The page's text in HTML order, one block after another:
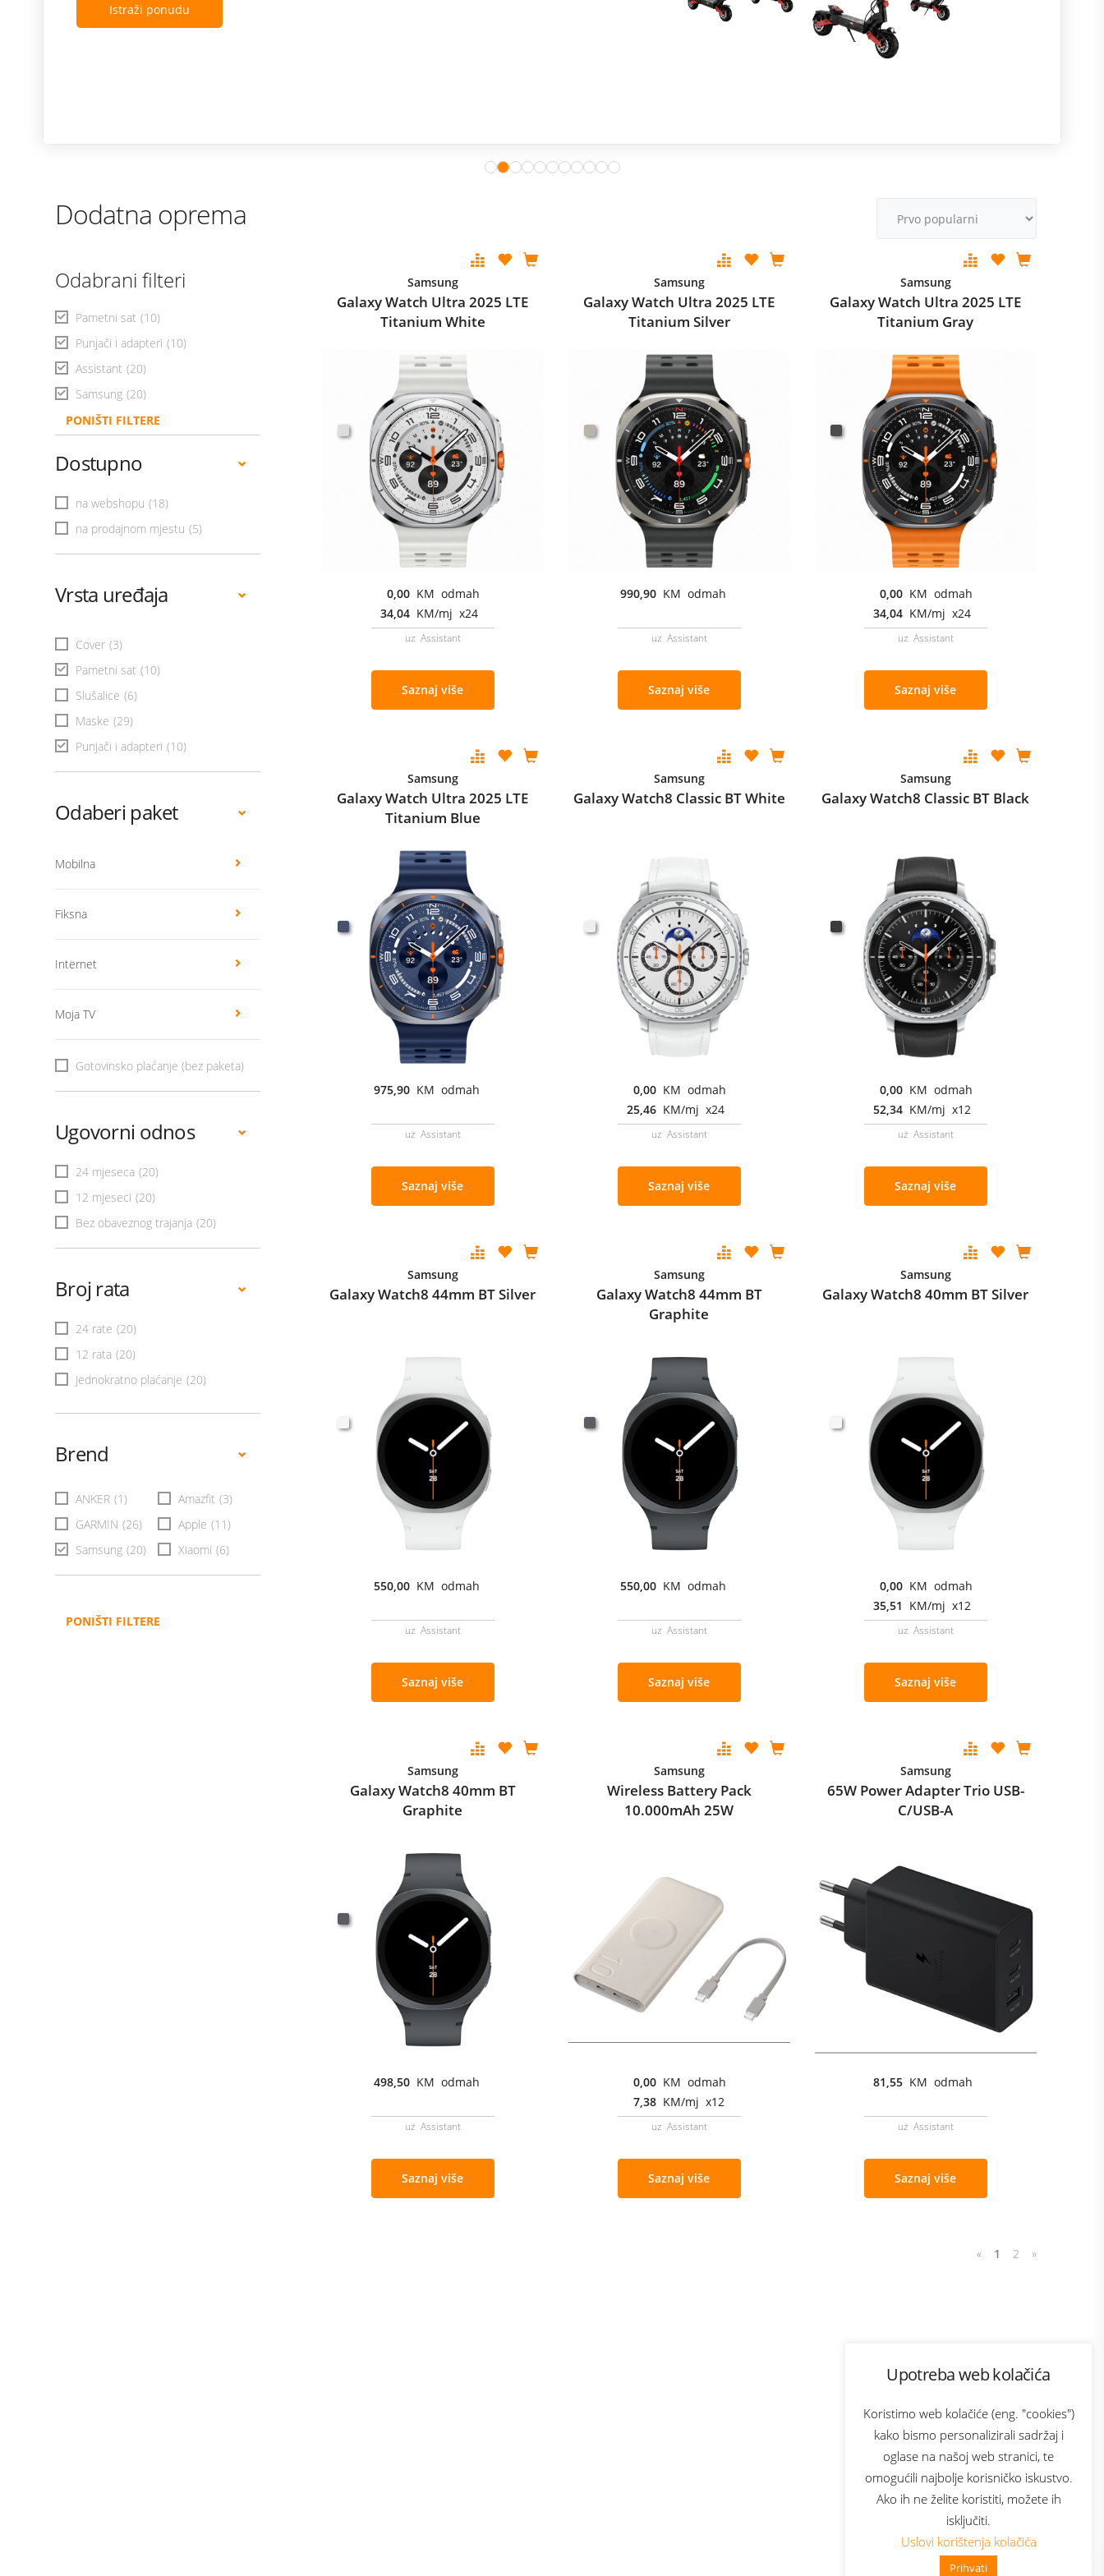
Upotreba web kolačića
Koristimo web kolačiće (eng. "cookies")
kako bismo personalizirali sadržaj i
oglase na našoj web stranici, te
omogućili najbolje korisničko iskustvo.
Ako ih ne želite koristiti, možete ih
isključiti.
Uslovi korištenja kolačića
Prihvati
👋 Zdravo, kako mogu pomoći?
Istraži ponudu
Dodatna oprema
Odabrani filteri
Pametni sat (10)
Punjači i adapteri (10)
Assistant (20)
Samsung (20)
PONIŠTI FILTERE
Dostupno
na webshopu (18)
na prodajnom mjestu (5)
Vrsta uređaja
Cover (3)
Pametni sat (10)
Slušalice (6)
Maske (29)
Punjači i adapteri (10)
Odaberi paket
Mobilna
Fiksna
Internet
Moja TV
Gotovinsko plaćanje (bez paketa)
Ugovorni odnos
24 mjeseca (20)
12 mjeseci (20)
Bez obaveznog trajanja (20)
Broj rata
24 rate (20)
12 rata (20)
Jednokratno plaćanje (20)
Brend
ANKER (1) Amazfit (3)
GARMIN (26) Apple (11)
Samsung (20) Xiaomi (6)
PONIŠTI FILTERE
Samsung
Galaxy Watch Ultra 2025 LTE
Titanium White
0,00 KM odmah
34,04 KM/mj x24
uz Assistant
Saznaj više
Samsung
Galaxy Watch Ultra 2025 LTE
Titanium Silver
990,90 KM odmah
uz Assistant
Saznaj više
Samsung
Galaxy Watch Ultra 2025 LTE
Titanium Gray
0,00 KM odmah
34,04 KM/mj x24
uz Assistant
Saznaj više
Samsung
Galaxy Watch Ultra 2025 LTE
Titanium Blue
975,90 KM odmah
uz Assistant
Saznaj više
Samsung
Galaxy Watch8 Classic BT White
0,00 KM odmah
25,46 KM/mj x24
uz Assistant
Saznaj više
Samsung
Galaxy Watch8 Classic BT Black
0,00 KM odmah
52,34 KM/mj x12
uz Assistant
Saznaj više
Samsung
Galaxy Watch8 44mm BT Silver
550,00 KM odmah
uz Assistant
Saznaj više
Samsung
Galaxy Watch8 44mm BT
Graphite
550,00 KM odmah
uz Assistant
Saznaj više
Samsung
Galaxy Watch8 40mm BT Silver
0,00 KM odmah
35,51 KM/mj x12
uz Assistant
Saznaj više
Samsung
Galaxy Watch8 40mm BT
Graphite
498,50 KM odmah
uz Assistant
Saznaj više
Samsung
Wireless Battery Pack
10.000mAh 25W
0,00 KM odmah
7,38 KM/mj x12
uz Assistant
Saznaj više
Samsung
65W Power Adapter Trio USB-
C/USB-A
81,55 KM odmah
uz Assistant
Saznaj više
« 1 2 »
Bonus plus
Prijava za newsletter